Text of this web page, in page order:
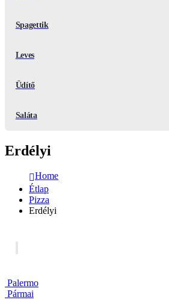
Spagettik
Leves
Üdítő
Saláta
Erdélyi
Home
Étlap
Pizza
Erdélyi
Palermo
Pármai